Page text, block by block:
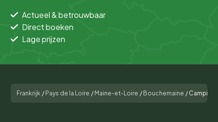
Actueel & betrouwbaar
Direct boeken
Lage prijzen
Frankrijk / Pays de la Loire / Maine-et-Loire / Bouchemaine / Camping